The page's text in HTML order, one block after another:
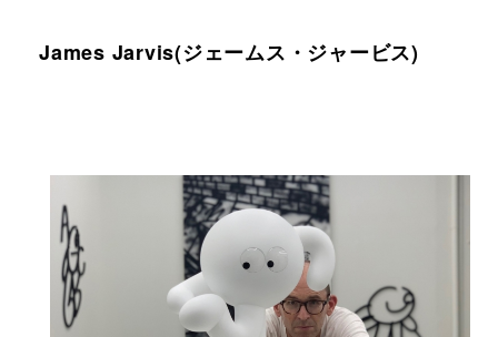
James Jarvis(ジェームス・ジャービス)